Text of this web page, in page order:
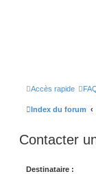
Accès rapide
Index du forum
Contacter
Destinataire :